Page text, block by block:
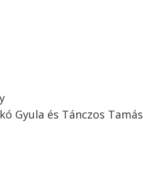
Gyula és Tánczos Tamás